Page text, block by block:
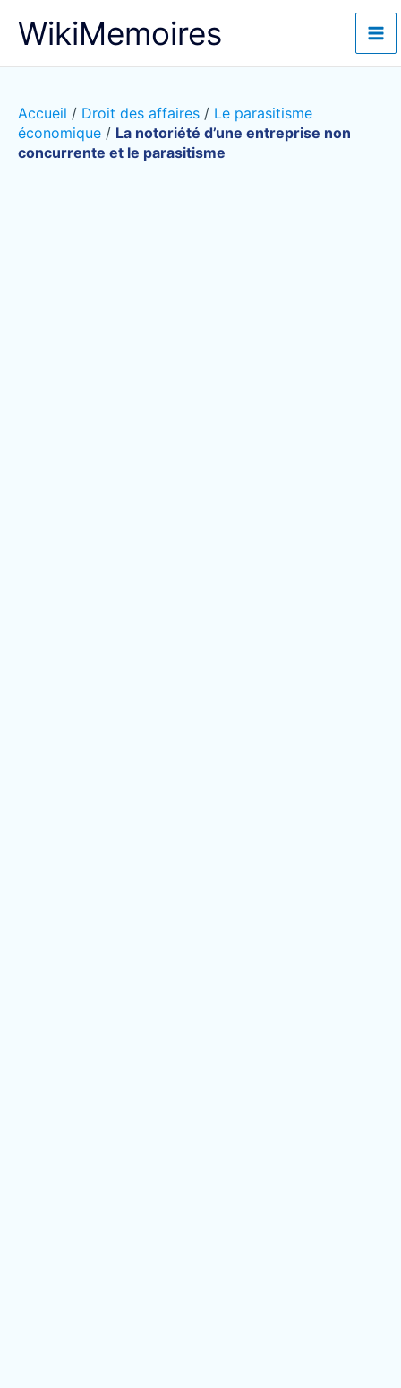
WikiMemoires
Accueil / Droit des affaires / Le parasitisme
économique / La notoriété d’une entreprise non
concurrente et le parasitisme